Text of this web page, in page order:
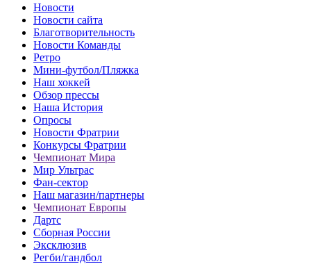
Новости
Новости сайта
Благотворительность
Новости Команды
Ретро
Мини-футбол/Пляжка
Наш хоккей
Обзор прессы
Наша История
Опросы
Новости Фратрии
Конкурсы Фратрии
Чемпионат Мира
Мир Ультрас
Фан-cектор
Наш магазин/партнеры
Чемпионат Европы
Дартс
Сборная России
Эксклюзив
Регби/гандбол